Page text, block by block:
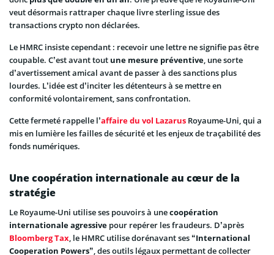
veut désormais rattraper chaque livre sterling issue des
transactions crypto non déclarées.
Le HMRC insiste cependant : recevoir une lettre ne signifie pas être
coupable. C’est avant tout une mesure préventive, une sorte
d’avertissement amical avant de passer à des sanctions plus
lourdes. L’idée est d’inciter les détenteurs à se mettre en
conformité volontairement, sans confrontation.
Cette fermeté rappelle l’affaire du vol Lazarus Royaume-Uni, qui a
mis en lumière les failles de sécurité et les enjeux de traçabilité des
fonds numériques.
Une coopération internationale au cœur de la
stratégie
Le Royaume-Uni utilise ses pouvoirs à unecoopération
internationale agressive pour repérer les fraudeurs. D’après
Bloomberg Tax, le HMRC utilise dorénavant ses “International
Cooperation Powers”, des outils légaux permettant de collecter